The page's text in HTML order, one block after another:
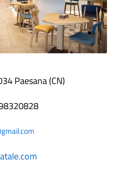
Paesana (CN)